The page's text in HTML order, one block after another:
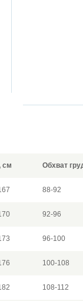
см Обхват
88-92
92-96
96-100
100-108
108-112